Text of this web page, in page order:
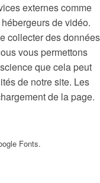
externes comme
de vidéo.
collecter des données
vous permettons
que cela peut
de notre site. Les
de la page.
Fonts.